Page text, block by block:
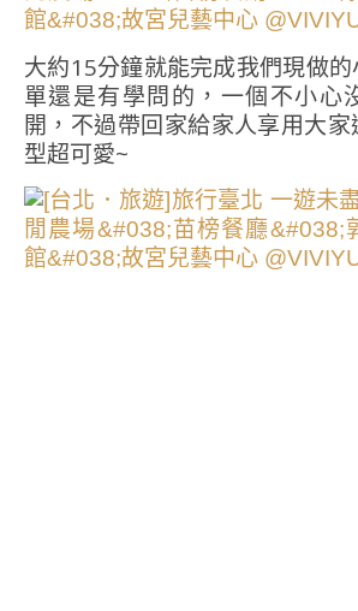
大約15分鐘就能完成我們現做
單還是有學問的，一個不小心
開，不過帶回家給家人享用大
型超可愛~